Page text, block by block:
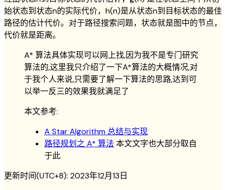
始状态到状态n的实际代价，h(n)是从状态n到目标状态的最佳
路径的估计代价。对于路径搜索问题，状态就是图中的节点，
代价就是距离。
A* 算法具体实现可以网上找,因为我不是专门研究
算法的,这里我只介绍了一下A*算法的大概情况,对
于我个人来说,只需要了解一下算法的思路,达到可
以举一反三的效果我就满足了
本文参考:
A Star Algorithm 总结与实现
路径规划之 A* 算法 本文文字也大部分取自
于此
更新时间(UTC+8): 2023年12月13日